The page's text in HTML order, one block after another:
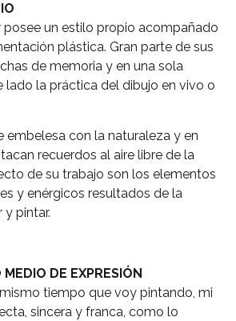
posee un estilo propio acompañado
plástica. Gran parte de sus
de memoria y en una sola
lado la práctica del dibujo en vivo o
embelesa con la naturaleza y en
recuerdos al aire libre de la
de su trabajo son los elementos
y enérgicos resultados de la
pintar.
DE EXPRESIÓN
tiempo que voy pintando, mi
sincera y franca, como lo